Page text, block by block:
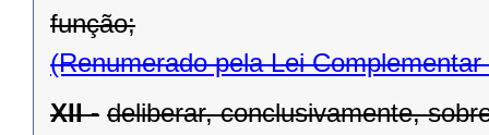
função;
(Renumerado pela Lei
XII - deliberar, conclusivamente,